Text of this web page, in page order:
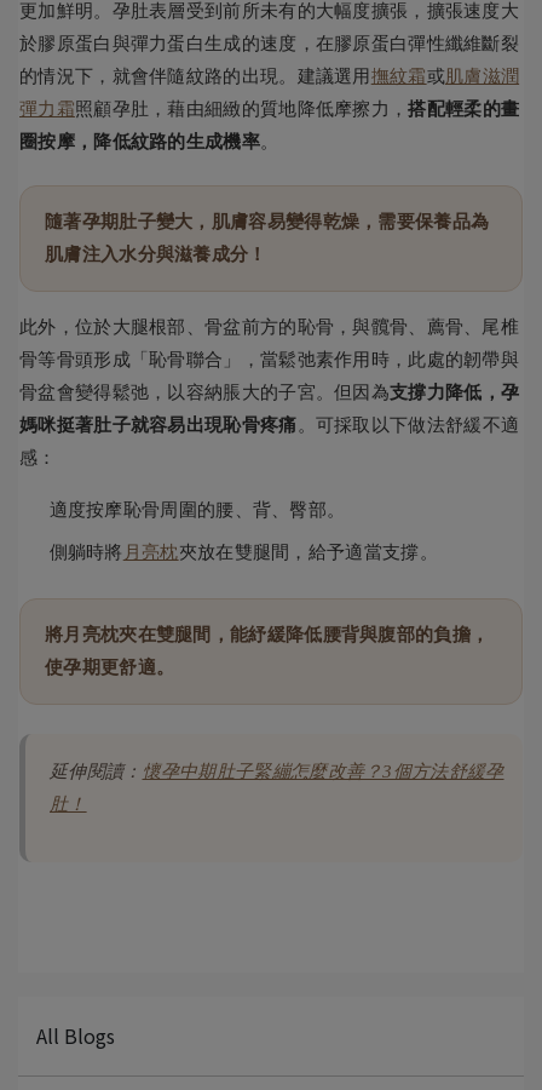
更加鮮明。孕肚表層受到前所未有的大幅度擴張，擴張速度大
於膠原蛋白與彈力蛋白生成的速度，在膠原蛋白彈性纖維斷裂
的情況下，就會伴隨紋路的出現。建議選用撫紋霜或肌膚滋潤
彈力霜照顧孕肚，藉由細緻的質地降低摩擦力，搭配輕柔的畫
圈按摩，降低紋路的生成機率。
隨著孕期肚子變大，肌膚容易變得乾燥，需要保養品為
肌膚注入水分與滋養成分！
此外，位於大腿根部、骨盆前方的恥骨，與髖骨、薦骨、尾椎
骨等骨頭形成「恥骨聯合」，當鬆弛素作用時，此處的韌帶與
骨盆會變得鬆弛，以容納脹大的子宮。但因為支撐力降低，孕
媽咪挺著肚子就容易出現恥骨疼痛。可採取以下做法舒緩不適
感：
適度按摩恥骨周圍的腰、背、臀部。
側躺時將 月亮枕夾放在雙腿間，給予適當支撐。
將月亮枕夾在雙腿間，能紓緩降低腰背與腹部的負擔，
使孕期更舒適。
延伸閱讀： 懷孕中期肚子緊繃怎麼改善？3個方法舒緩孕
肚！
All Blogs